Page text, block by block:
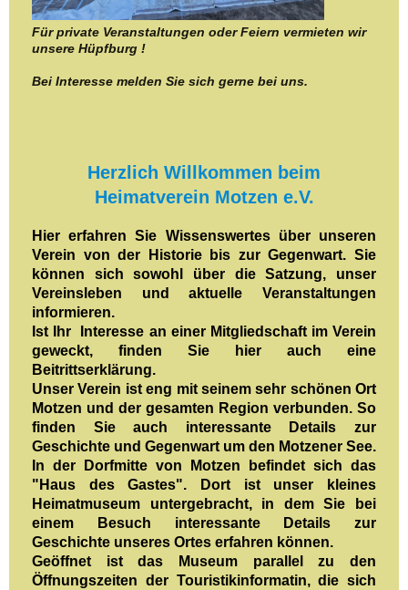
Für private Veranstaltungen oder Feiern vermieten wir
unsere Hüpfburg !
Bei Interesse melden Sie sich gerne bei uns.
Herzlich Willkommen beim
Heimatverein Motzen e.V.
Hier erfahren Sie Wissenswertes über unseren
Verein von der Historie bis zur Gegenwart. Sie
können sich sowohl über die Satzung, unser
Vereinsleben und aktuelle Veranstaltungen
informieren.
Ist Ihr Interesse an einer Mitgliedschaft im Verein
geweckt, finden Sie hier auch eine
Beitrittserklärung.
Unser Verein ist eng mit seinem sehr schönen Ort
Motzen und der gesamten Region verbunden. So
finden Sie auch interessante Details zur
Geschichte und Gegenwart um den Motzener See.
In der Dorfmitte von Motzen befindet sich das
"Haus des Gastes". Dort ist unser kleines
Heimatmuseum untergebracht, in dem Sie bei
einem Besuch interessante Details zur
Geschichte unseres Ortes erfahren können.
Geöffnet ist das Museum parallel zu den
Öffnungszeiten der Touristikinformatin, die sich